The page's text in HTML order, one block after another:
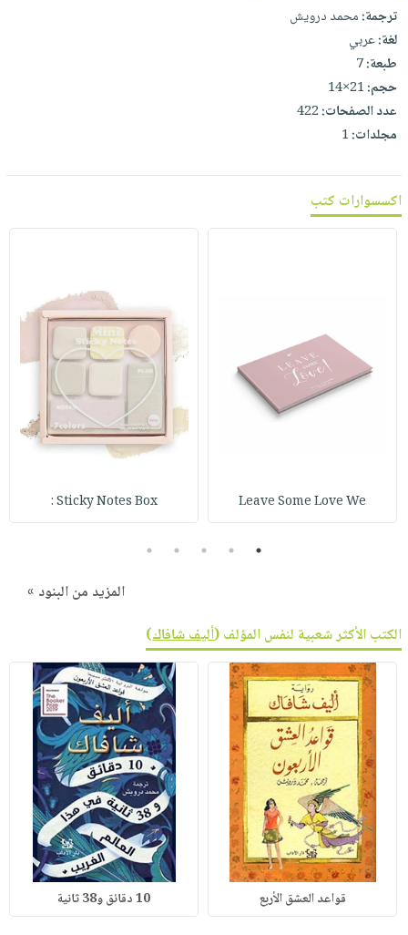
ترجمة:محمد درويش
لغة:عربي
طبعة:7
حجم:21×14
عدد الصفحات:422
مجلدات:1
اكسسوارات كتب
Leave Some Love We
Sticky Notes Box :
1
2
3
4
5
المزيد من البنود »
الكتب الأكثر شعبية لنفس المؤلف (أليف شافاك)
قواعد العشق الأربع 10 دقائق و38 ثانية